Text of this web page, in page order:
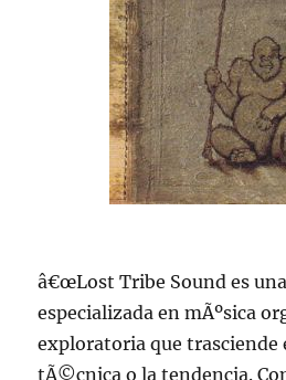
â€œLost Tribe Sound es
especializada en mÃºsica
exploratoria que
tÃ©cnica o la tendencia.